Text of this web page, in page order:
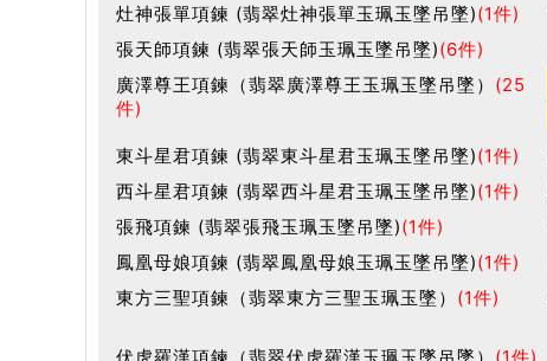
灶神張單項鍊 (翡翠灶神張單玉珮玉墜吊墜)(1件)
張天師項鍊 (翡翠張天師玉珮玉墜吊墜)(6件)
廣澤尊王項鍊（翡翠廣澤尊王玉珮玉墜吊墜） (25
件)
東斗星君項鍊 (翡翠東斗星君玉珮玉墜吊墜)(1件)
西斗星君項鍊 (翡翠西斗星君玉珮玉墜吊墜)(1件)
張飛項鍊 (翡翠張飛玉珮玉墜吊墜)(1件)
鳳凰母娘項鍊 (翡翠鳳凰母娘玉珮玉墜吊墜)(1件)
東方三聖項鍊（翡翠東方三聖玉珮玉墜） (1件)
伏虎羅漢項鍊（翡翠伏虎羅漢玉珮玉墜吊墜） (1件)